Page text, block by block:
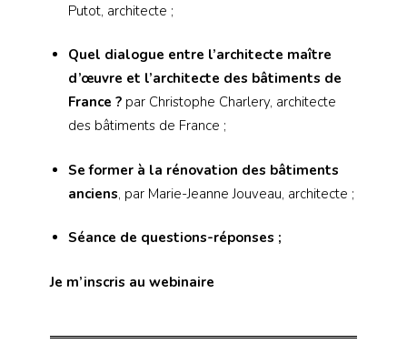
Putot, architecte ;
Quel dialogue entre l’architecte maître
d’œuvre et l’architecte des bâtiments de
France ? par Christophe Charlery, architecte
des bâtiments de France ;
Se former à la rénovation des bâtiments
anciens, par Marie-Jeanne Jouveau, architecte ;
Séance de questions-réponses ;
Je m’inscris au webinaire